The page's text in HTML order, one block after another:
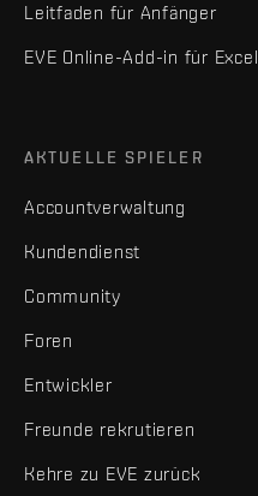
Leitfaden für Anfänger
EVE Online-Add-in für Excel
AKTUELLE SPIELER
Accountverwaltung
Kundendienst
Community
Foren
Entwickler
Freunde rekrutieren
Kehre zu EVE zurück